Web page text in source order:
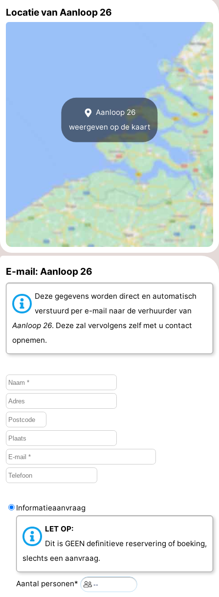
Brouwershaven
-
Schouwen
Oranjezon
Oostkapelle
Natuur
de
Mantelingen
-
Westkapelle
-
Zoutelande
-
Natuur
Walcherse
bos
Dishoek
Vlissingen
Vlaanderen
-
Nieuwvliet
-
Sluis
-
Cadzand
-
Natuur
Weer
Locatie van Aanloop 26
Aanloop 26
weergeven op de kaart
E-mail: Aanloop 26
Deze gegevens worden direct en automatisch
verstuurd per e-mail naar de verhuurder van
Aanloop 26. Deze zal vervolgens zelf met u contact
opnemen.
Informatieaanvraag
LET OP:
Dit is GEEN definitieve reservering of boeking,
slechts een aanvraag.
Aantal personen*